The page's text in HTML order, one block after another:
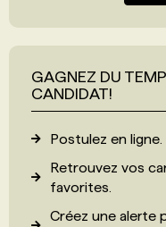
GAGNEZ DU
CANDIDAT!
Postulez en ligne.
Retrouvez vos
favorites.
Créez une alerte